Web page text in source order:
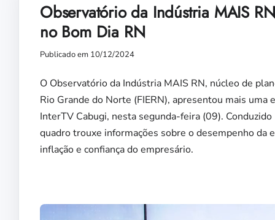
Observatório da Indústria MAIS
no Bom Dia RN
Publicado em 10/12/2024
O Observatório da Indústria MAIS RN, núcleo de
Rio Grande do Norte (FIERN), apresentou mais uma
InterTV Cabugi, nesta segunda-feira (09).
quadro trouxe informações sobre o desempenho da
inflação e confiança do empresário.